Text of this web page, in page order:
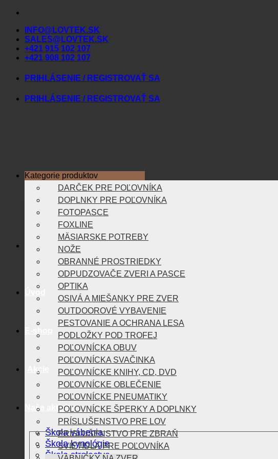
Skip
contentINFO@LOVTEK.SK
SALES@LOVTEK.SK
+421 915 102 107
+421 908 102 107
PRIHLÁSENIE / REGISTROVAŤ SA
PRIHLÁSENIE / REGISTROVAŤ SA
Akcie
Naše aktivity
Škola vábenia
Škola kynológie
Škola strelectva
Kategorie produktov
DARČEK PRE POĽOVNÍKA
DOPLNKY PRE POĽOVNÍKA
FOTOPASCE
FOXLINE
MÄSIARSKE POTREBY
NOŽE
OBRANNÉ PROSTRIEDKY
ODPUDZOVAČE ZVERI A PASCE
OPTIKA
OSIVÁ A MIEŠANKY PRE ZVER
OUTDOOROVÉ VYBAVENIE
PESTOVANIE A OCHRANA LESA
PODLOŽKY POD TROFEJ
POĽOVNÍCKA OBUV
POĽOVNÍCKA SVAČINKA
POĽOVNÍCKE KNIHY, CD, DVD
POĽOVNÍCKE OBLEČENIE
POĽOVNÍCKE PNEUMATIKY
POĽOVNÍCKE ŠPERKY A DOPLNKY
PRÍSLUŠENSTVO PRE LOV
PRÍSLUŠENSTVO PRE ZBRAŇ
SVIETIDLÁ PRE POĽOVNÍKA